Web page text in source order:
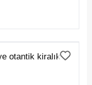
otantik kiralık